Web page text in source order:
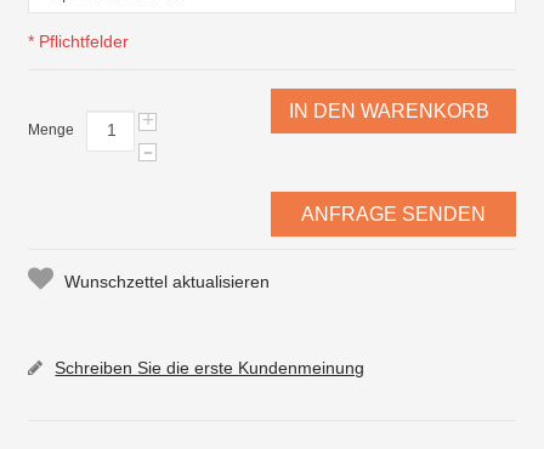
* Pflichtfelder
Menge +
-
IN DEN WARENKORB
ANFRAGE SENDEN
Wunschzettel aktualisieren
Schreiben Sie die erste Kundenmeinung